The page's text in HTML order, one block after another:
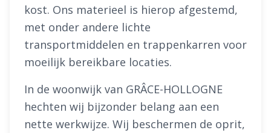
kost. Ons materieel is hierop afgestemd,
met onder andere lichte
transportmiddelen en trappenkarren voor
moeilijk bereikbare locaties.
In de woonwijk van GRÂCE-HOLLOGNE
hechten wij bijzonder belang aan een
nette werkwijze. Wij beschermen de oprit,